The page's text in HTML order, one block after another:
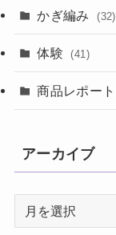
かぎ編み (32)
体験 (41)
商品レポート
アーカイブ